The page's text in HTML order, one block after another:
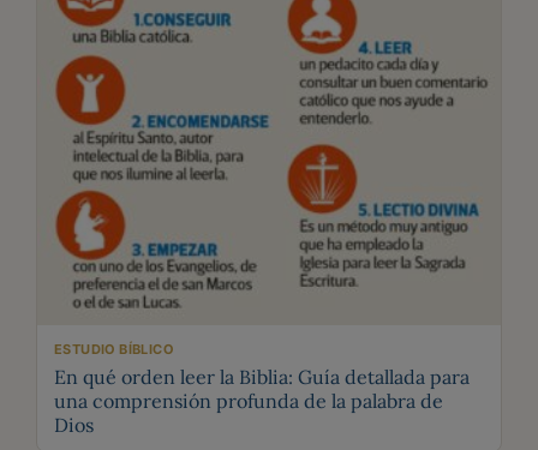
ESTUDIO BÍBLICO
En qué orden leer la Biblia: Guía detallada para
una comprensión profunda de la palabra de
Dios